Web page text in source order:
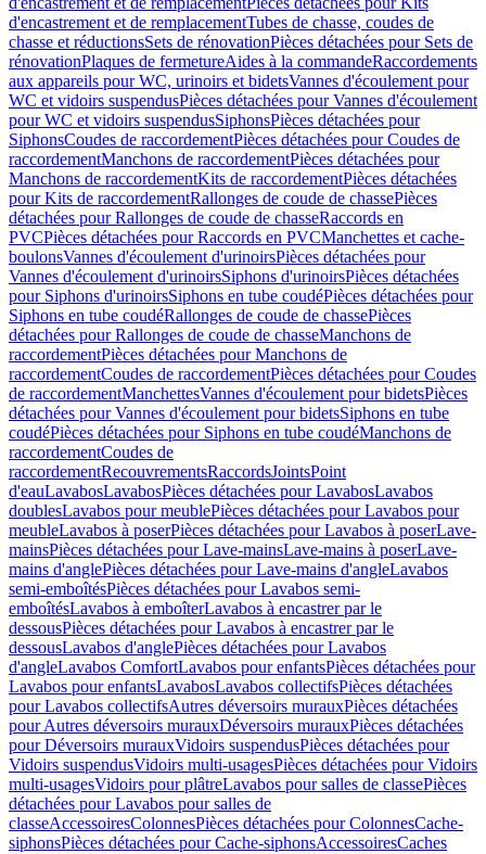
d'encastrement et de remplacementTubes de chasse, coudes de
chasse et réductionsSets de rénovationPièces détachées pour Sets de
rénovationPlaques de fermetureAides à la commandeRaccordements
aux appareils pour WC, urinoirs et bidetsVannes d'écoulement pour
WC et vidoirs suspendusPièces détachées pour Vannes d'écoulement
pour WC et vidoirs suspendusSiphonsPièces détachées pour
SiphonsCoudes de raccordementPièces détachées pour Coudes de
raccordementManchons de raccordementPièces détachées pour
Manchons de raccordementKits de raccordementPièces détachées
pour Kits de raccordementRallonges de coude de chassePièces
détachées pour Rallonges de coude de chasseRaccords en
PVCPièces détachées pour Raccords en PVCManchettes et cache-
boulonsVannes d'écoulement d'urinoirsPièces détachées pour
Vannes d'écoulement d'urinoirsSiphons d'urinoirsPièces détachées
pour Siphons d'urinoirsSiphons en tube coudéPièces détachées pour
Siphons en tube coudéRallonges de coude de chassePièces
détachées pour Rallonges de coude de chasseManchons de
raccordementPièces détachées pour Manchons de
raccordementCoudes de raccordementPièces détachées pour Coudes
de raccordementManchettesVannes d'écoulement pour bidetsPièces
détachées pour Vannes d'écoulement pour bidetsSiphons en tube
coudéPièces détachées pour Siphons en tube coudéManchons de
raccordementCoudes de
raccordementRecouvrementsRaccordsJointsPoint
d'eauLavabosLavabosPièces détachées pour LavabosLavabos
doublesLavabos pour meublePièces détachées pour Lavabos pour
meubleLavabos à poserPièces détachées pour Lavabos à poserLave-
mainsPièces détachées pour Lave-mainsLave-mains à poserLave-
mains d'anglePièces détachées pour Lave-mains d'angleLavabos
semi-emboîtésPièces détachées pour Lavabos semi-
emboîtésLavabos à emboîterLavabos à encastrer par le
dessousPièces détachées pour Lavabos à encastrer par le
dessousLavabos d'anglePièces détachées pour Lavabos
d'angleLavabos ComfortLavabos pour enfantsPièces détachées pour
Lavabos pour enfantsLavabosLavabos collectifsPièces détachées
pour Lavabos collectifsAutres déversoirs murauxPièces détachées
pour Autres déversoirs murauxDéversoirs murauxPièces détachées
pour Déversoirs murauxVidoirs suspendusPièces détachées pour
Vidoirs suspendusVidoirs multi-usagesPièces détachées pour Vidoirs
multi-usagesVidoirs pour plâtreLavabos pour salles de classePièces
détachées pour Lavabos pour salles de
classeAccessoiresColonnesPièces détachées pour ColonnesCache-
siphonsPièces détachées pour Cache-siphonsAccessoiresCaches